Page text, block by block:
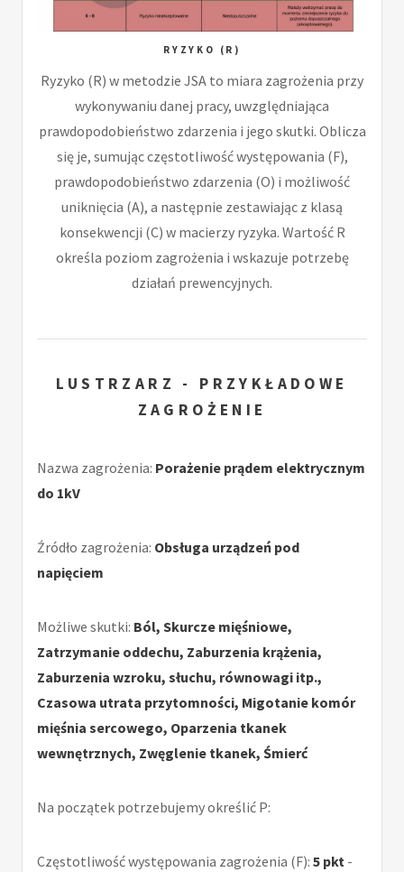
RYZYKO (R)
Ryzyko (R) w metodzie JSA to miara zagrożenia przy
wykonywaniu danej pracy, uwzględniająca
prawdopodobieństwo zdarzenia i jego skutki. Oblicza
się je, sumując częstotliwość występowania (F),
prawdopodobieństwo zdarzenia (O) i możliwość
uniknięcia (A), a następnie zestawiając z klasą
konsekwencji (C) w macierzy ryzyka. Wartość R
określa poziom zagrożenia i wskazuje potrzebę
działań prewencyjnych.
LUSTRZARZ - PRZYKŁADOWE
ZAGROŻENIE
Nazwa zagrożenia: Porażenie prądem elektrycznym
do 1kV
Źródło zagrożenia: Obsługa urządzeń pod
napięciem
Możliwe skutki: Ból, Skurcze mięśniowe,
Zatrzymanie oddechu, Zaburzenia krążenia,
Zaburzenia wzroku, słuchu, równowagi itp.,
Czasowa utrata przytomności, Migotanie komór
mięśnia sercowego, Oparzenia tkanek
wewnętrznych, Zwęglenie tkanek, Śmierć
Na początek potrzebujemy określić P:
Częstotliwość występowania zagrożenia (F): 5 pkt -